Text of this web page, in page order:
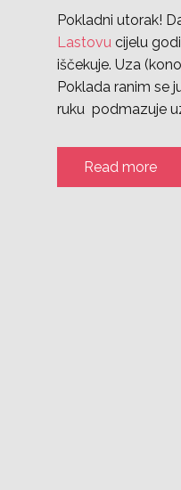
Pokladni utorak!
Lastovu cijelu
iščekuje. Uza
Poklada ranim se
ruku podmazuje
Read more